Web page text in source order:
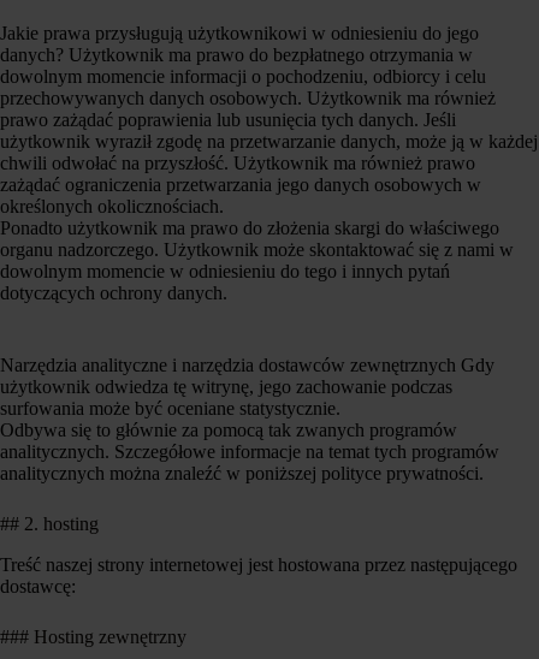
Jakie prawa przysługują użytkownikowi w odniesieniu do jego
danych? Użytkownik ma prawo do bezpłatnego otrzymania w
dowolnym momencie informacji o pochodzeniu, odbiorcy i celu
przechowywanych danych osobowych. Użytkownik ma również
prawo zażądać poprawienia lub usunięcia tych danych. Jeśli
użytkownik wyraził zgodę na przetwarzanie danych, może ją w każdej
chwili odwołać na przyszłość. Użytkownik ma również prawo
zażądać ograniczenia przetwarzania jego danych osobowych w
określonych okolicznościach.
Ponadto użytkownik ma prawo do złożenia skargi do właściwego
organu nadzorczego. Użytkownik może skontaktować się z nami w
dowolnym momencie w odniesieniu do tego i innych pytań
dotyczących ochrony danych.
Narzędzia analityczne i narzędzia dostawców zewnętrznych Gdy
użytkownik odwiedza tę witrynę, jego zachowanie podczas
surfowania może być oceniane statystycznie.
Odbywa się to głównie za pomocą tak zwanych programów
analitycznych. Szczegółowe informacje na temat tych programów
analitycznych można znaleźć w poniższej polityce prywatności.
## 2. hosting
Treść naszej strony internetowej jest hostowana przez następującego
dostawcę:
### Hosting zewnętrzny